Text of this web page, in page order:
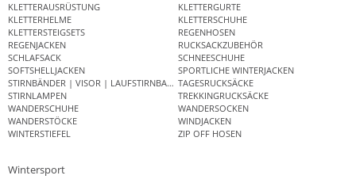
KLETTERAUSRÜSTUNG
KLETTERGURTE
KLETTERHELME
KLETTERSCHUHE
KLETTERSTEIGSETS
REGENHOSEN
REGENJACKEN
RUCKSACKZUBEHÖR
SCHLAFSACK
SCHNEESCHUHE
SOFTSHELLJACKEN
SPORTLICHE WINTERJACKEN
STIRNBÄNDER | VISOR | LAUFSTIRNBANDTAGESRUCKSÄCKE
STIRNLAMPEN
TREKKINGRUCKSÄCKE
WANDERSCHUHE
WANDERSOCKEN
WANDERSTÖCKE
WINDJACKEN
WINTERSTIEFEL
ZIP OFF HOSEN
Wintersport